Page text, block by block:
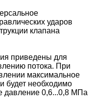
ударов
клапана
приведены для
потока. При
максимальное
будет необходимо
давление 0,6...0,8 МПа